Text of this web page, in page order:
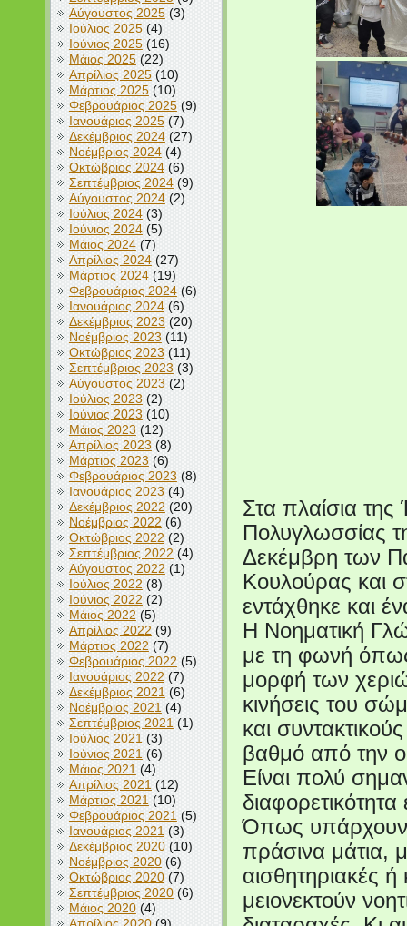
Αύγουστος 2025(3)
Ιούλιος 2025(4)
Ιούνιος 2025(16)
Μάιος 2025(22)
Απρίλιος 2025(10)
Μάρτιος 2025(10)
Φεβρουάριος 2025(9)
Ιανουάριος 2025(7)
Δεκέμβριος 2024(27)
Νοέμβριος 2024(4)
Οκτώβριος 2024(6)
Σεπτέμβριος 2024(9)
Αύγουστος 2024(2)
Ιούλιος 2024(3)
Ιούνιος 2024(5)
Μάιος 2024(7)
Απρίλιος 2024(27)
Μάρτιος 2024(19)
Φεβρουάριος 2024(6)
Ιανουάριος 2024(6)
Δεκέμβριος 2023 (20)
Νοέμβριος 2023 (11)
Οκτώβριος 2023(11)
Σεπτέμβριος 2023 (3)
Αύγουστος 2023 (2)
Ιούλιος 2023(2)
Ιούνιος 2023(10)
Μάιος 2023 (12)
Απρίλιος 2023 (8)
Μάρτιος 2023 (6)
Φεβρουάριος 2023(8)
Ιανουάριος 2023 (4)
Δεκέμβριος 2022 (20)
Νοέμβριος 2022 (6)
Οκτώβριος 2022 (2)
Σεπτέμβριος 2022 (4)
Αύγουστος 2022 (1)
Ιούλιος 2022 (8)
Ιούνιος 2022 (2)
Μάιος 2022 (5)
Απρίλιος 2022 (9)
Μάρτιος 2022 (7)
Φεβρουάριος 2022 (5)
Ιανουάριος 2022 (7)
Δεκέμβριος 2021 (6)
Νοέμβριος 2021 (4)
Σεπτέμβριος 2021 (1)
Ιούλιος 2021 (3)
Ιούνιος 2021 (6)
Μάιος 2021 (4)
Απρίλιος 2021 (12)
Μάρτιος 2021 (10)
Φεβρουάριος 2021 (5)
Ιανουάριος 2021 (3)
Δεκέμβριος 2020(10)
Νοέμβριος 2020(6)
Οκτώβριος 2020(7)
Σεπτέμβριος 2020(6)
Μάιος 2020(4)
Στα πλαίσια της
Πολυγλωσσίας
Δεκέμβρη των
Κουλούρας και
εντάχθηκε και
Η Νοηματική
με τη φωνή όπως
μορφή των
κινήσεις του
και
βαθμό από την
Είναι πολύ
Όπως υπάρχουν
πράσινα μάτια,
αισθητηριακές
μειονεκτούν